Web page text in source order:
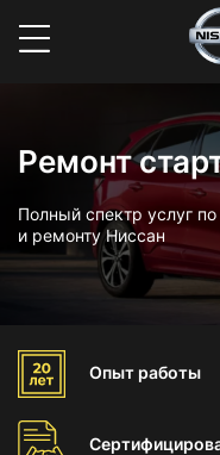
Ремонт
Полный спектр услуг
и ремонту Ниссан
Опыт работы